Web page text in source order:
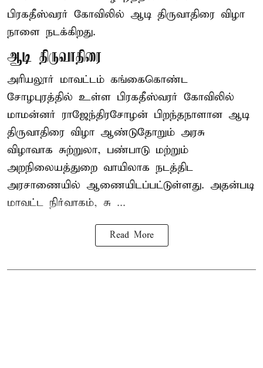
பிரகதீஸ்வரர் கோவிலில் ஆடி திருவாதிரை விழா
நாளை நடக்கிறது.
ஆடி திருவாதிரை
அரியலூர் மாவட்டம் கங்கைகொண்ட
சோழபுரத்தில் உள்ள பிரகதீஸ்வரர் கோவிலில்
மாமன்னர் ராஜேந்திரசோழன் பிறந்தநாளான ஆடி
திருவாதிரை விழா ஆண்டுதோறும் அரசு
விழாவாக சுற்றுலா, பண்பாடு மற்றும்
அறநிலையத்துறை வாயிலாக நடத்திட
அரசாணையில் ஆணையிடப்பட்டுள்ளது. அதன்படி
மாவட்ட நிர்வாகம், சு ...
Read More